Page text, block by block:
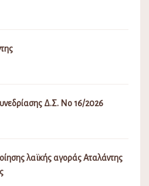
Δ.Σ. Νο 16/2026
λαϊκής αγοράς Αταλάντης